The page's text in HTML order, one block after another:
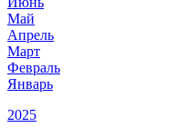
Май
Апрель
Март
Февраль
Январь
2025